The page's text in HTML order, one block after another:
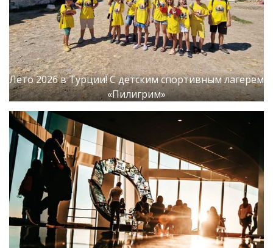
Лето 2026 в Турции! С детским спортивным лагерем
«Пилигрим»